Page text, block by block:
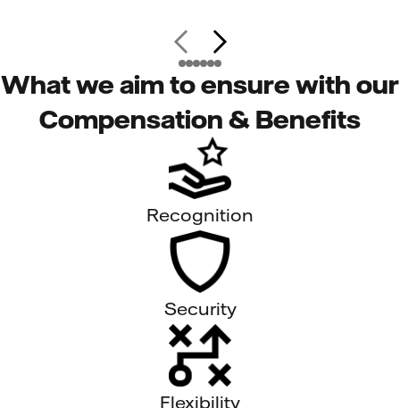
What we aim to ensure with our
Compensation & Benefits
Recognition
Security
Flexibility